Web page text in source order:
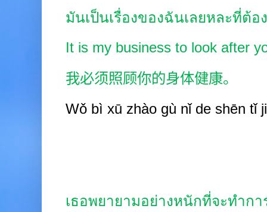
มันเป็นเรื่องของฉันเลยหละที่
It is my business to look after
我必须照顾你的身体健康。
Wǒ bì xū zhào gù nǐ de shēn tǐ
เธอพยายามอย่างหนักที่จะทำก